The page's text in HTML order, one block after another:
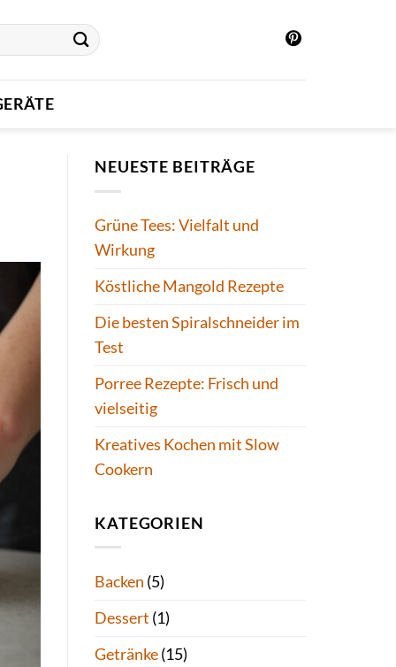
NEUESTE BEITRÄGE
Grüne Tees: Vielfalt und
Wirkung
Köstliche Mangold Rezepte
Die besten Spiralschneider im
Test
Porree Rezepte: Frisch und
vielseitig
Kreatives Kochen mit Slow
Cookern
KATEGORIEN
Backen (5)
Dessert (1)
Getränke(15)